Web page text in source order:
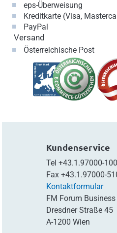
eps-Überweisung
Kreditkarte (Visa,
PayPal
Versand
Österreichische Post
Kundenservice
Tel +43.1.97000-100
Fax +43.1.97000-
Kontaktformular
FM Forum
Dresdner Straße 45
A-1200 Wien